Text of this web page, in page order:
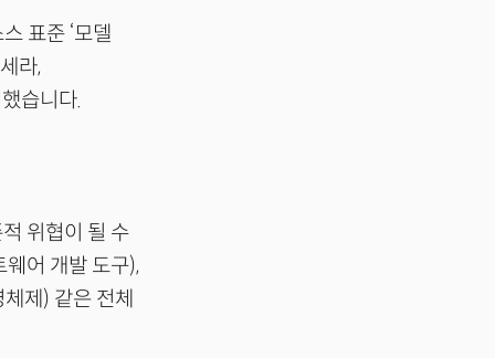
표준 ‘모델
라,
습니다.
위협이 될 수
어 개발 도구),
제) 같은 전체